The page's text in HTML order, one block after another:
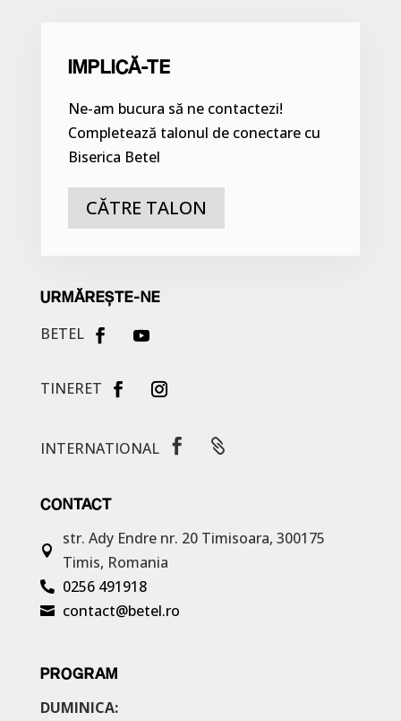
IMPLICĂ-TE
Ne-am bucura să ne contactezi!
Completează talonul de conectare cu
Biserica Betel
CĂTRE TALON
URMĂREȘTE-NE
BETEL
TINERET
INTERNATIONAL  
CONTACT

str. Ady Endre nr. 20 Timisoara, 300175
Timis, Romania
 0256 491918
 contact@betel.ro
PROGRAM
DUMINICA: